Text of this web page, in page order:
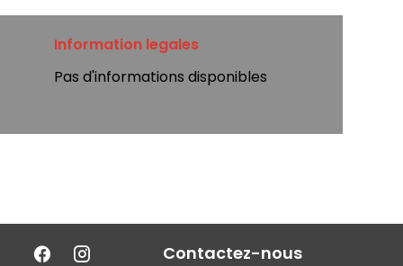
Information legales
Pas d'informations disponibles
Contactez-nous